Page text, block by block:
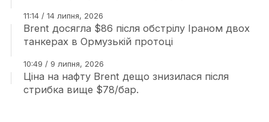
11:14 / 14 липня, 2026
Brent досягла $86 після обстрілу Іраном двох
танкерах в Ормузькій протоці
10:49 / 9 липня, 2026
Ціна на нафту Brent дещо знизилася після
стрибка вище $78/бар.